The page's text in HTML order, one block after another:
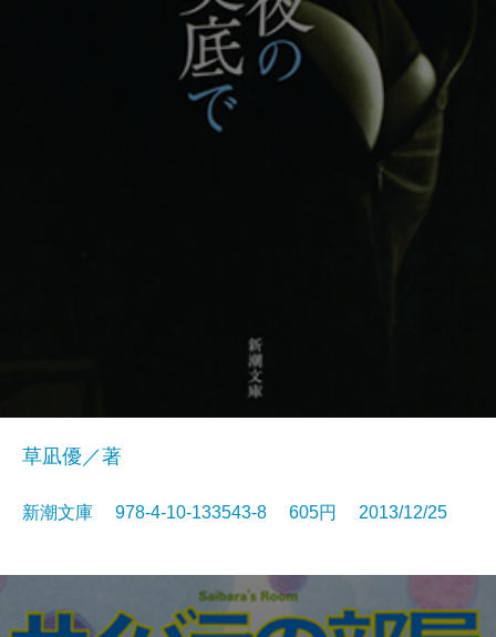
草凪優／著
新潮文庫 978-4-10-133543-8 605円 2013/12/25